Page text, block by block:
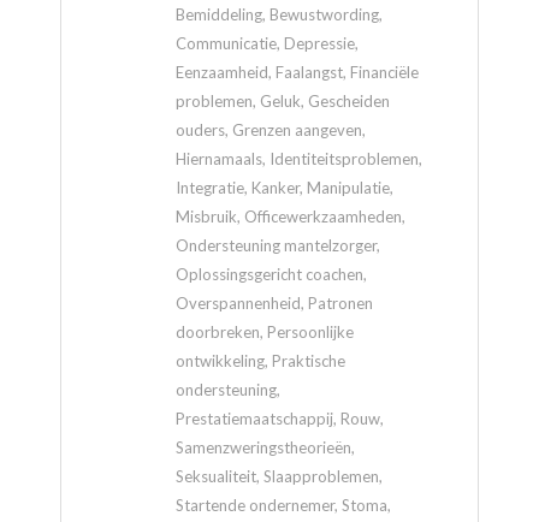
Bemiddeling, Bewustwording,
Communicatie, Depressie,
Eenzaamheid, Faalangst, Financiële
problemen, Geluk, Gescheiden
ouders, Grenzen aangeven,
Hiernamaals, Identiteitsproblemen,
Integratie, Kanker, Manipulatie,
Misbruik, Officewerkzaamheden,
Ondersteuning mantelzorger,
Oplossingsgericht coachen,
Overspannenheid, Patronen
doorbreken, Persoonlijke
ontwikkeling, Praktische
ondersteuning,
Prestatiemaatschappij, Rouw,
Samenzweringstheorieën,
Seksualiteit, Slaapproblemen,
Startende ondernemer, Stoma,